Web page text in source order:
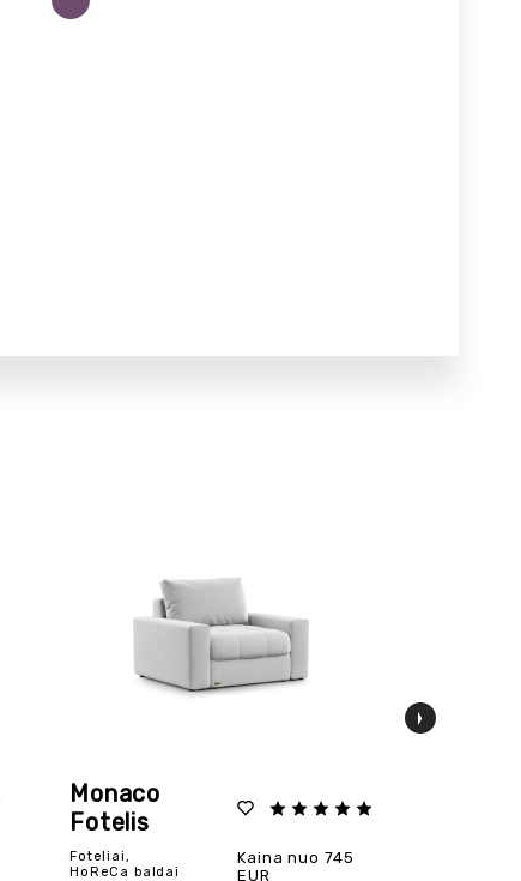
Monaco
Fotelis
Foteliai,
HoReCa baldai
Kaina nuo 745
EUR